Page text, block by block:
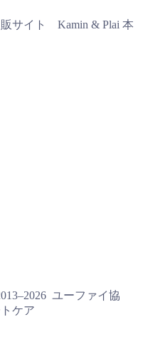
サイト Kamin & Plai 本
ユーファイ協
ケア